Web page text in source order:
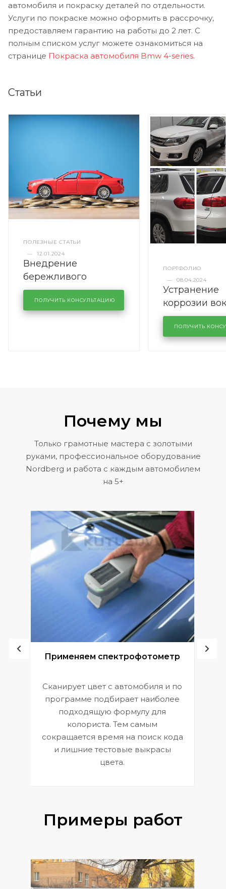
автомобиля и покраску деталей по отдельности.
Услуги по покраске можно оформить в рассрочку,
предоставляем гарантию на работы до 2 лет. С
полным списком услуг можете ознакомиться на
странице Покраска автомобиля Bmw 4-series.
Статьи
ПОЛЕЗНЫЕ СТАТЬИ
—
12.01.2024
Внедрение
бережливого
производства в
кузовном сервисе
KUTUZOVV
ПОЛУЧИТЬ КОНСУЛЬТАЦИЮ
ПОРТФОЛИО
—
08.04.2024
Устранение
коррозии
лобового
районе
Volkswagen
ПОЛУЧИТЬ
Почему мы
Только грамотные мастера с золотыми
руками, профессиональное оборудование
Nordberg и работа с каждым автомобилем
на 5+
Применяем спектрофотометр
Сканирует цвет с автомобиля и по
программе подбирает наиболее
подходящую формулу для
колориста. Тем самым
сокращается время на поиск кода
и лишние тестовые выкрасы
цвета.
Примеры работ